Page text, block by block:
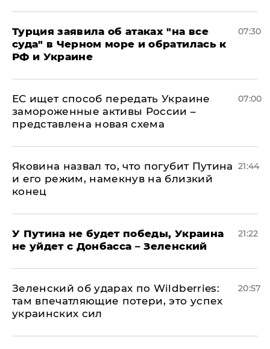
Турция заявила об атаках "на все
суда" в Черном море и обратилась к
РФ и Украине
07:30
ЕС ищет способ передать Украине
замороженные активы России –
представлена новая схема
07:00
Яковина назвал то, что погубит Путина
и его режим, намекнув на близкий
конец
21:44
У Путина не будет победы, Украина
не уйдет с Донбасса – Зеленский
21:22
Зеленский об ударах по Wildberries:
там впечатляющие потери, это успех
украинских сил
20:57